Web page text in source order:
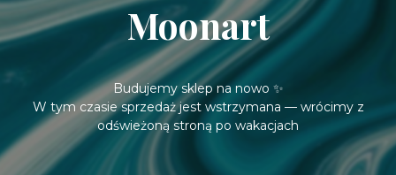
Moonart
Budujemy sklep na nowo ✨
W tym czasie sprzedaż jest wstrzymana — wrócimy z
odświeżoną stroną po wakacjach